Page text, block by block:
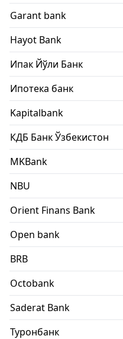
Garant bank
Hayot Bank
Ипак Йўли Банк
Ипотека банк
Kapitalbank
КДБ Банк Ўзбекистон
MKBank
NBU
Orient Finans Bank
Open bank
BRB
Octobank
Saderat Bank
Туронбанк